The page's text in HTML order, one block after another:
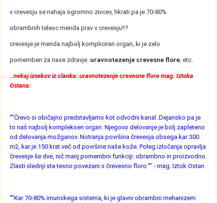
v crevesju se nahaja ogromno zivcev, hkrati pa je 70-80%
obrambnih telesc menda prav v crevesju!!?
crevesje je menda najbolj kompliciran organ, ki je zelo
pomemben za nase zdravje. uravnotezenje crevesne flore , etc..
..nekaj izsekov iz clanka: uravnotezenje crevesne flore mag. Iztoka
Ostana:
""Črevo si običajno predstavljamo kot odvodni kanal. Dejansko pa je
to naš najbolj kompleksen organ. Njegovo delovanje je bolj zapleteno
od delovanja možganov. Notranja površina črevesja obsega kar 300
m2, kar je 150 krat več od površine naše kože. Poleg izločanja opravlja
črevesje še dve, nič manj pomembni funkciji: obrambno in proizvodno.
Zlasti slednji sta tesno povezani s črevesno floro."" - mag. Iztok Ostan
""Kar 70-80% imunskega sistema, ki je glavni obrambni mehanizem